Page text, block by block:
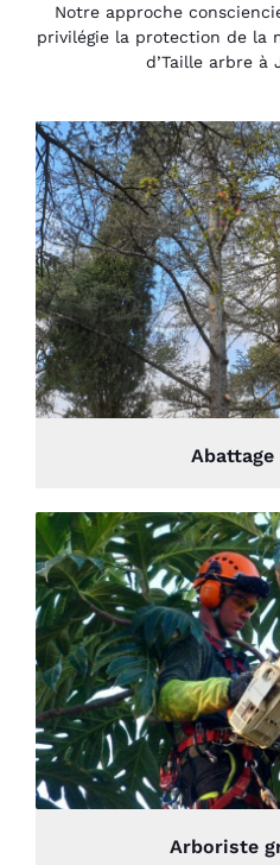
Notre approche
privilégie la protection de la
d’Taille arbre à
Abattage
Arboriste